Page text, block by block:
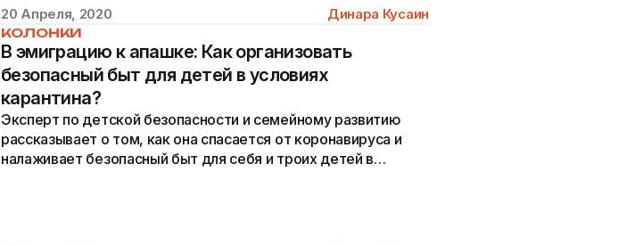
20 Апреля, 2020 Динара Кусаин
КОЛОНКИ
В эмиграцию к апашке: Как организовать
безопасный быт для детей в условиях
карантина?
Эксперт по детской безопасности и семейному развитию
рассказывает о том, как она спасается от коронавируса и
налаживает безопасный быт для себя и троих детей в